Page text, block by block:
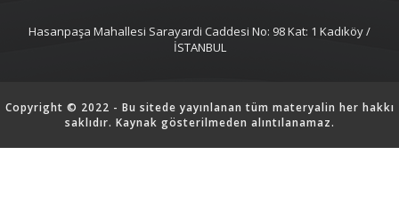
Hasanpaşa Mahallesi Sarayardi Caddesi No: 98 Kat: 1 Kadıköy /
İSTANBUL
Copyright © 2022 - Bu sitede yayınlanan tüm materyalin her hakkı
saklıdır. Kaynak gösterilmeden alıntılanamaz.